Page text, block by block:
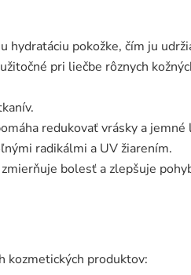
pokožke, čím ju
pri liečbe rôznych
redukovať vrásky a jemné
radikálmi a UV žiarením.
bolesť a zlepšuje
kozmetických produktov: